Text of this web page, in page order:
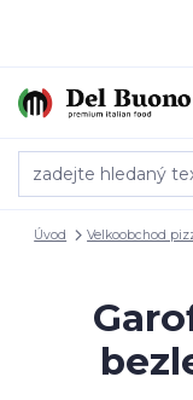
Úvod Velkoobchod